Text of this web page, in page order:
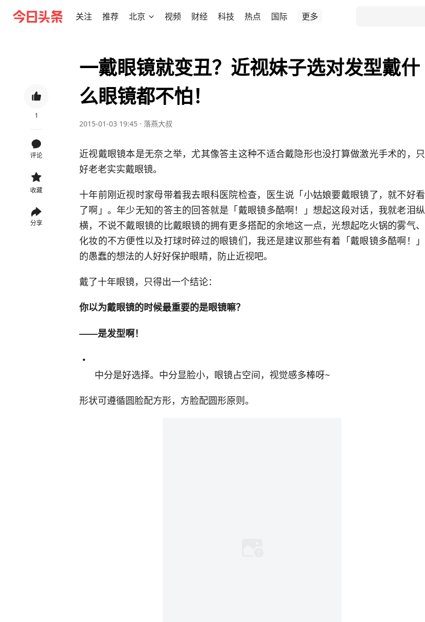
关注 推荐 北京 视频 财经 科技 热点 国际 更多
1
评论
收藏
分享
一戴眼镜就变丑？近视妹子选对发型戴什
么眼镜都不怕！
2015-01-03 19:45 · 落燕大叔
近视戴眼镜本是无奈之举，尤其像答主这种不适合戴隐形也没打算做激光手术的，只
好老老实实戴眼镜。
十年前刚近视时家母带着我去眼科医院检查，医生说「小姑娘要戴眼镜了，就不好看
了啊」。年少无知的答主的回答就是「戴眼镜多酷啊！」想起这段对话，我就老泪纵
横，不说不戴眼镜的比戴眼镜的拥有更多搭配的余地这一点，光想起吃火锅的雾气、
化妆的不方便性以及打球时碎过的眼镜们，我还是建议那些有着「戴眼镜多酷啊！」
的愚蠢的想法的人好好保护眼睛，防止近视吧。
戴了十年眼镜，只得出一个结论：
你以为戴眼镜的时候最重要的是眼镜嘛？
——是发型啊！
中分是好选择。中分显脸小，眼镜占空间，视觉感多棒呀~
形状可遵循圆脸配方形，方脸配圆形原则。